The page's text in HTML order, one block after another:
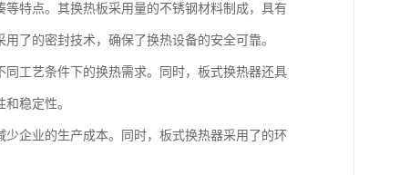
特点。其换热板采用量的不锈钢材料制成，具有
了的密封技术，确保了换热设备的安全可靠。
工艺条件下的换热需求。同时，板式换热器还具
稳定性。
企业的生产成本。同时，板式换热器采用了的环